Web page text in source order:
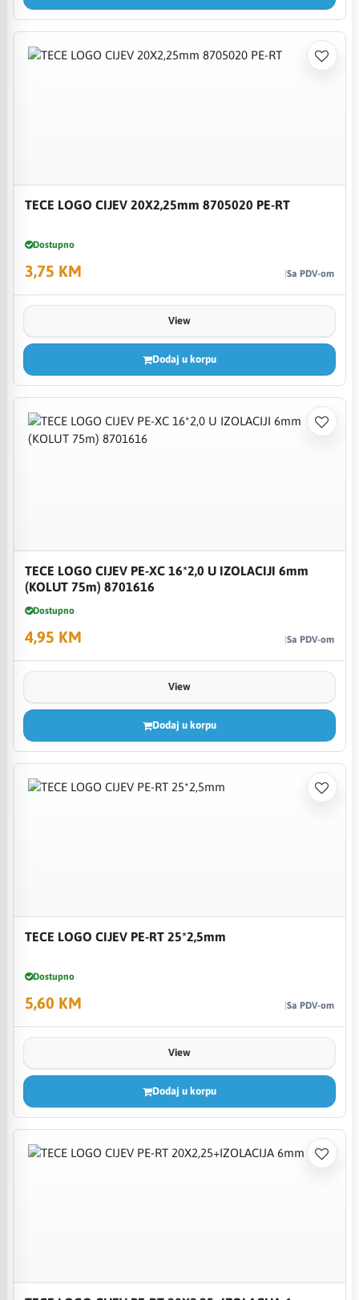
TECE LOGO CIJEV 20X2,25mm 8705020 PE-RT
Dostupno
3,75 KM Sa PDV-om
View
Dodaj u korpu
TECE LOGO CIJEV PE-XC 16*2,0 U IZOLACIJI 6mm
(KOLUT 75m) 8701616
Dostupno
4,95 KM Sa PDV-om
View
Dodaj u korpu
TECE LOGO CIJEV PE-RT 25*2,5mm
Dostupno
5,60 KM Sa PDV-om
View
Dodaj u korpu